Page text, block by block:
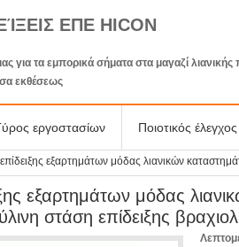
ΕΠΕ HICON
για τα εμπορικά σήματα στα μαγαζί
εκθέσεως
εργοστασίων Ποιοτικός έλεγχος
εξαρτημάτων μόδας λιανικών
εξαρτημάτων μόδας
στάση επίδειξης